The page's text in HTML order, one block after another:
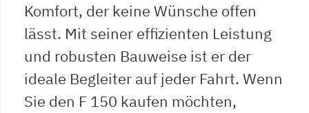
Komfort, der keine Wünsche offen
lässt. Mit seiner effizienten Leistung
und robusten Bauweise ist er der
ideale Begleiter auf jeder Fahrt. Wenn
Sie den F 150 kaufen möchten,